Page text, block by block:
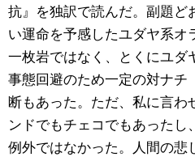
抗』を独訳で読んだ。副題ど
い運命を予感したユダヤ系オ
一枚岩ではなく、とくにユダ
事態回避のため一定の対ナチ
断もあった。ただ、私に言わ
ンドでもチェコでもあったし
例外ではなかった。人間の悲